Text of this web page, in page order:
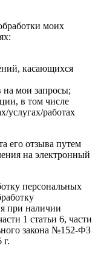
моих
касающихся
на мои запросы;
в том числе
услугах/работах
его отзыва путем
на электронный
персональных
при наличии
1 статьи 6, части
закона №152-ФЗ
г.